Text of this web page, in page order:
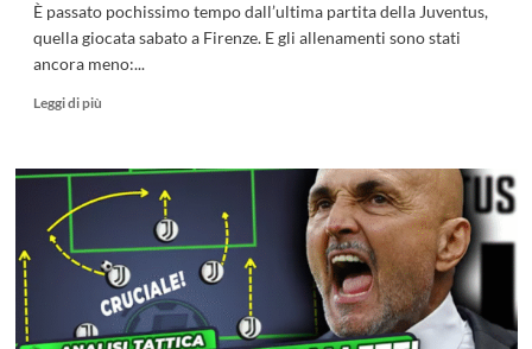
È passato pochissimo tempo dall’ultima partita della Juventus,
quella giocata sabato a Firenze. E gli allenamenti sono stati
ancora meno:...
Leggi di più